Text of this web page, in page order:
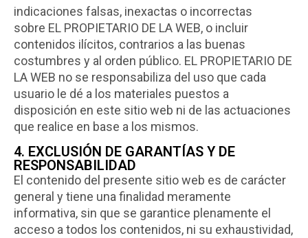
indicaciones falsas, inexactas o incorrectas
sobre EL PROPIETARIO DE LA WEB, o incluir
contenidos ilícitos, contrarios a las buenas
costumbres y al orden público. EL PROPIETARIO DE
LA WEB no se responsabiliza del uso que cada
usuario le dé a los materiales puestos a
disposición en este sitio web ni de las actuaciones
que realice en base a los mismos.
4. EXCLUSIÓN DE GARANTÍAS Y DE
RESPONSABILIDAD
El contenido del presente sitio web es de carácter
general y tiene una finalidad meramente
informativa, sin que se garantice plenamente el
acceso a todos los contenidos, ni su exhaustividad,